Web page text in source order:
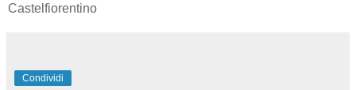
Castelfiorentino
Condividi